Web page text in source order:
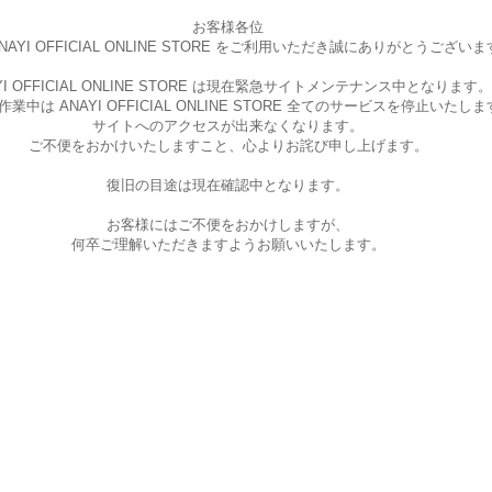
お客様各位
OFFICIAL ONLINE STORE をご利用いただき誠にありがとうございま
OFFICIAL ONLINE STORE は現在緊急サイトメンテナンス中となります。
業中は ANAYI OFFICIAL ONLINE STORE 全てのサービスを停止いたしま
サイトへのアクセスが出来なくなります。
ご不便をおかけいたしますこと、 心よりお詫び申し上げます。
復旧の目途は現在確認中となります。
お客様にはご不便をおかけしますが、
何卒ご理解いただきますようお願いいたします。